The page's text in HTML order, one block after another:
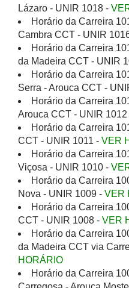
Lázaro - UNIR 1018 -
Horário da Carreira
Cambra CCT - UNIR
Horário da Carreira
da Madeira CCT - UNIR
Horário da Carreira
Serra - Arouca CCT -
Horário da Carreira
Arouca CCT - UNIR 1012
Horário da Carreira
CCT - UNIR 1011 - VER
Horário da Carreira
Viçosa - UNIR 1010 -
Horário da Carreira
Nova - UNIR 1009 - VER
Horário da Carreira
CCT - UNIR 1008 - VER
Horário da Carreira
da Madeira CCT via
HORÁRIO
Horário da Carreira